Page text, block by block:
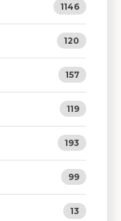
1146
120
157
119
193
99
13